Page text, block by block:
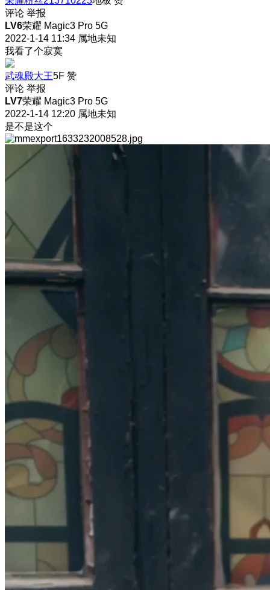
评论 举报
LV6荣耀 Magic3 Pro 5G
2022-1-14 11:34 属地未知
我看了个寂寞
武魂殿大王5F 赞
评论 举报
LV7荣耀 Magic3 Pro 5G
2022-1-14 12:20 属地未知
是不是这个